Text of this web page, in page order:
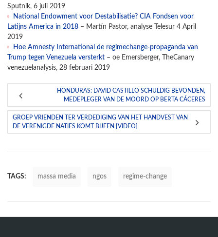
Sputnik, 6 juli 2019
National Endowment voor Destabilisatie? CIA Fondsen voor
Latijns America in 2018 – Martín Pastor, analyse Telesur 4 April
2019
Hoe Amnesty International de regimechange-propaganda van
Trump tegen Venezuela versterkt – oe Emersberger, TheCanary
venezuelanalysis, 28 februari 2019
HONDURAS: DAVID CASTILLO SCHULDIG BEVONDEN,
MEDEPLEGER VAN DE MOORD OP BERTA CÁCERES
GROEP VRIENDEN TER VERDEDIGING VAN HET HANDVEST VAN
DE VERENIGDE NATIES KOMT BIJEEN [VIDEO]
TAGS: massa media ngos regime-change